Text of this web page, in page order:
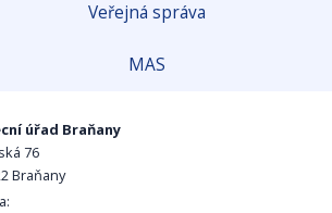
Veřejná správa
MAS
úřad Braňany
76
Braňany